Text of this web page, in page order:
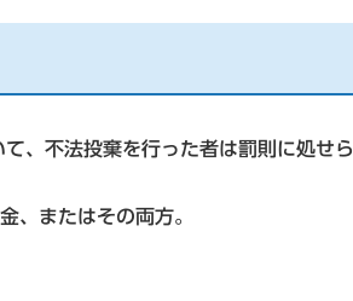
、不法投棄を行った者は罰則に処せら
またはその両方。